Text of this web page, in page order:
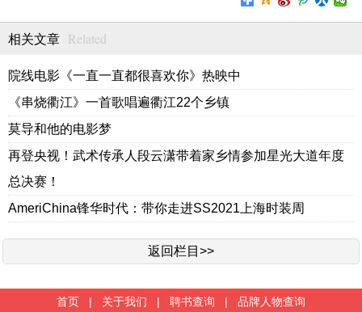
相关文章 Related
院线电影《一直一直都很喜欢你》热映中
《串烧衢江》一首歌唱遍衢江22个乡镇
莫导和他的电影梦
再登央视！武术传承人段云潇带着家乡情参加星光大道年度
总决赛！
AmeriChina锋华时代：带你走进SS2021上海时装周
返回栏目>>
首页 | 关于我们 | 聘书查询 | 品牌人物查询